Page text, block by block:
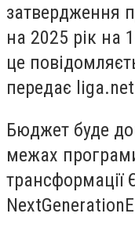
затвердження
на 2025 рік на
це
передає
Бюджет буде
межах
трансформації